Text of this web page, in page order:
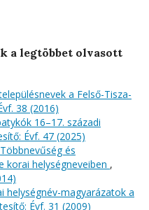
a legtöbbet olvasott
a Felső-Tisza-
38 (2016)
16–17. századi
Évf. 47 (2025)
Többnevűség és
korai helységneveiben ,
helységnév-magyarázatok a
Évf. 31 (2009)